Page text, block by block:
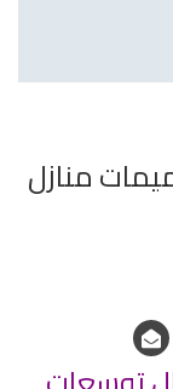
55013020 ترميمات منازل